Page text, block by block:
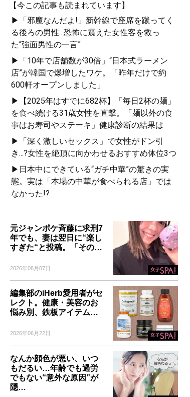
【今この記事も読まれています】
▶「邪魔なんだよ!」新幹線で座席を蹴ってく
る後ろの男性...恐怖に震えた女性客を救っ
た“強面男性の一言”
▶「10年で店舗数が30倍」“日本式ラーメン
店”が韓国で爆増したワケ。「昨年だけで約
600軒オープンしました」
▶【2025年はすでに682杯】「毎日2杯の麺」
を食べ続ける31歳女性を直撃。「麺以外の食
事はお寿司やステーキ」健康診断の結果は
▶「深く激しいセックス」で女性がドン引
き...?女性を絶頂に向かわせるおすすめ体位3つ
▶日本中にできている“ガチ中華”の驚きの実
態。実は「本場の中華が食べられる店」では
なかった!?
元ジャンポケ斉藤に求刑7
年でも、妻は翌日に“楽し
すぎた“と投稿。「その…
2026年08月07日
編集部のiHerb愛用者がセ
レクト。健康・美容のお
悩み別、鉄板アイテム…
2026年06月22日
なんか顔色が悪い、いつ
もだるい…年齢でも過労
でもない“意外な原因”が
隠…